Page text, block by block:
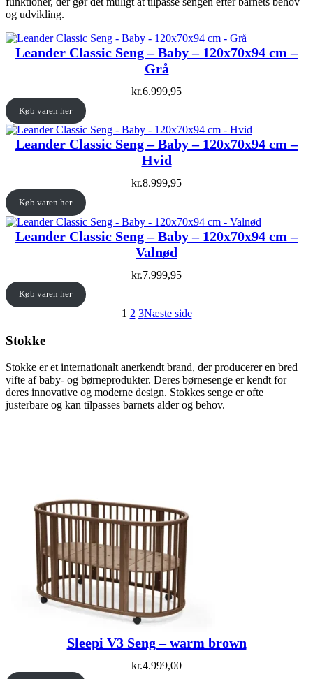
og udvikling.
Leander Classic Seng – Baby – 120x70x94 cm –
Grå
kr.6.999,95
Køb varen her
Leander Classic Seng – Baby – 120x70x94 cm –
Hvid
kr.8.999,95
Køb varen her
Leander Classic Seng – Baby – 120x70x94 cm –
Valnød
kr.7.999,95
Køb varen her
1 2 3Næste side
Stokke
Stokke er et internationalt anerkendt brand, der producerer en bred
vifte af baby- og børneprodukter. Deres børnesenge er kendt for
deres innovative og moderne design. Stokkes senge er ofte
justerbare og kan tilpasses barnets alder og behov.
Sleepi V3 Seng – warm brown
kr.4.999,00